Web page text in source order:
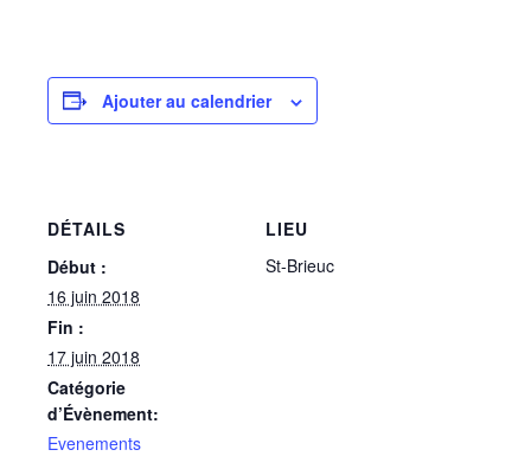
Ajouter au calendrier
DÉTAILS
Début :
16 juin 2018
Fin :
17 juin 2018
Catégorie
d’Évènement:
Evenements
LIEU
St-Brieuc